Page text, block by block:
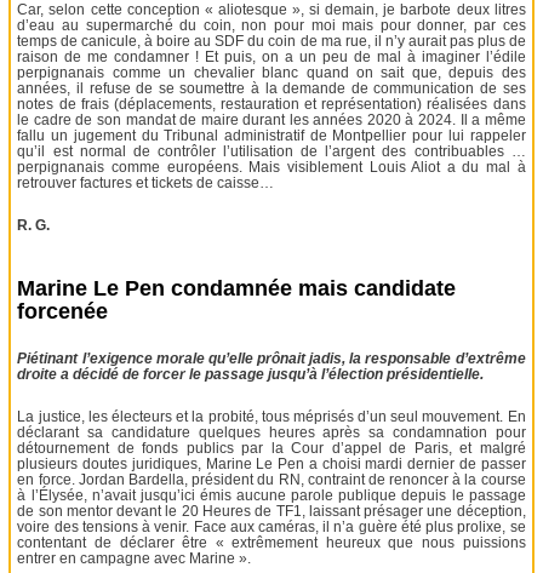
Car, selon cette conception « aliotesque », si demain, je barbote deux litres
d’eau au supermarché du coin, non pour moi mais pour donner, par ces
temps de canicule, à boire au SDF du coin de ma rue, il n’y aurait pas plus de
raison de me condamner ! Et puis, on a un peu de mal à imaginer l’édile
perpignanais comme un chevalier blanc quand on sait que, depuis des
années, il refuse de se soumettre à la demande de communication de ses
notes de frais (déplacements, restauration et représentation) réalisées dans
le cadre de son mandat de maire durant les années 2020 à 2024. Il a même
fallu un jugement du Tribunal administratif de Montpellier pour lui rappeler
qu’il est normal de contrôler l’utilisation de l’argent des contribuables …
perpignanais comme européens. Mais visiblement Louis Aliot a du mal à
retrouver factures et tickets de caisse…
R. G.
Marine Le Pen condamnée mais candidate
forcenée
Piétinant l’exigence morale qu’elle prônait jadis, la responsable d’extrême
droite a décidé de forcer le passage jusqu’à l’élection présidentielle.
La justice, les électeurs et la probité, tous méprisés d’un seul mouvement. En
déclarant sa candidature quelques heures après sa condamnation pour
détournement de fonds publics par la Cour d’appel de Paris, et malgré
plusieurs doutes juridiques, Marine Le Pen a choisi mardi dernier de passer
en force. Jordan Bardella, président du RN, contraint de renoncer à la course
à l’Élysée, n’avait jusqu’ici émis aucune parole publique depuis le passage
de son mentor devant le 20 Heures de TF1, laissant présager une déception,
voire des tensions à venir. Face aux caméras, il n’a guère été plus prolixe, se
contentant de déclarer être « extrêmement heureux que nous puissions
entrer en campagne avec Marine ».